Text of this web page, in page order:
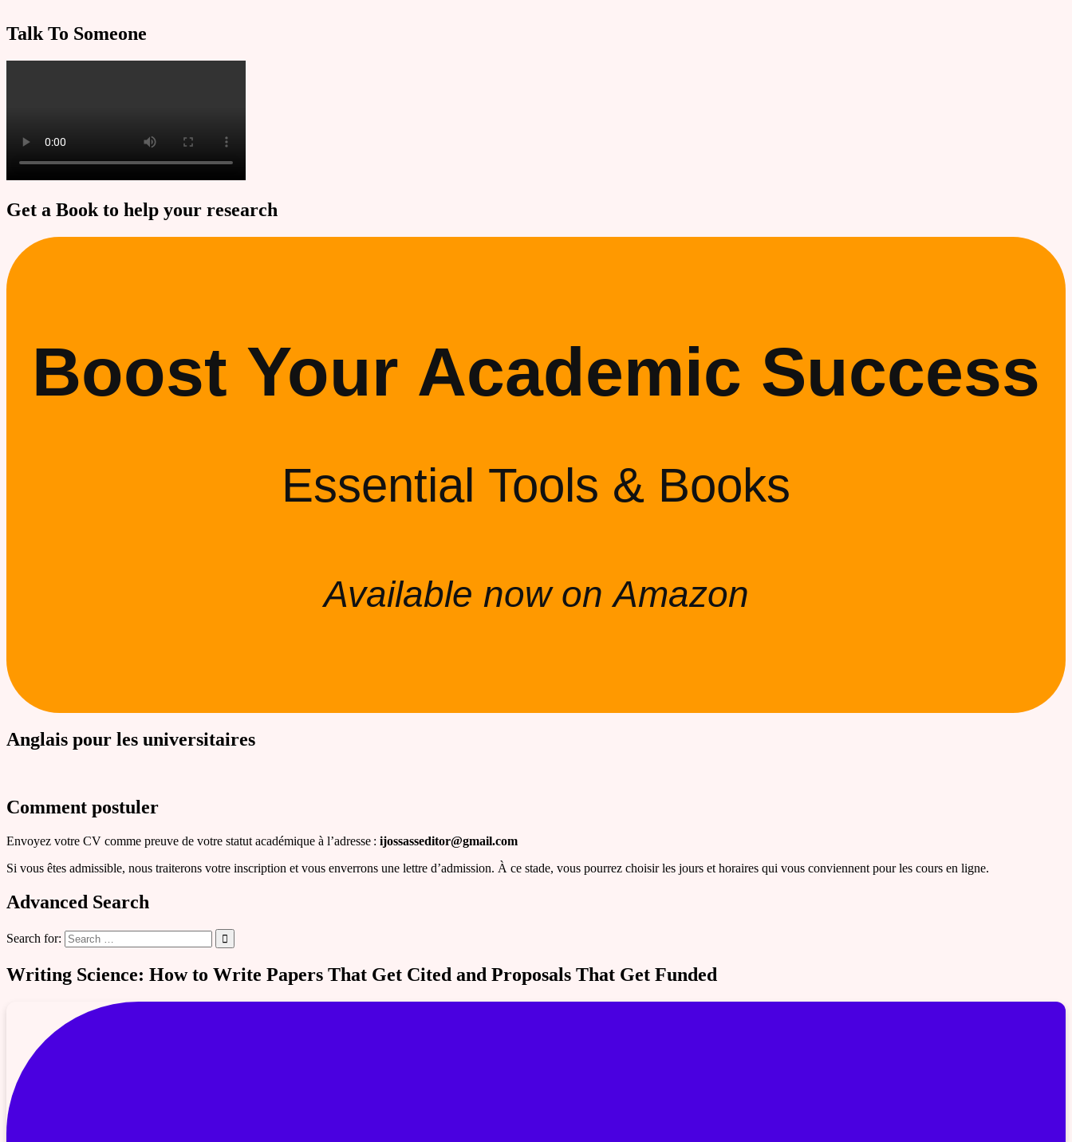
Talk To Someone
Get a Book to help your research
Boost Your Academic Success
Essential Tools & Books
Available now on Amazon
Anglais pour les universitaires
Comment postuler
Envoyez votre CV comme preuve de votre statut académique à l’adresse : ijossasseditor@gmail.com
Si vous êtes admissible, nous traiterons votre inscription et vous enverrons une lettre d’admission. À ce stade, vous pourrez choisir les jours et horaires qui vous conviennent pour les cours en ligne.
Advanced Search
Search for:
Writing Science: How to Write Papers That Get Cited and Proposals That Get Funded